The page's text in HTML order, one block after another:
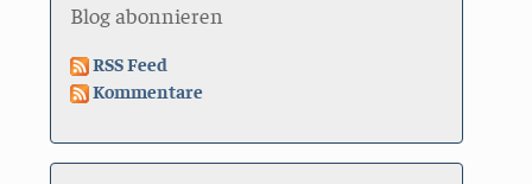
Blog abonnieren
RSS Feed
Kommentare